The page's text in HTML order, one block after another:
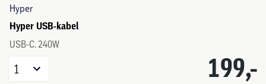
Hyper
Hyper USB-kabel
USB-C. 240W
199,-
1